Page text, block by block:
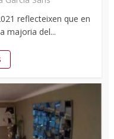
reflecteixen que en
majoria del...